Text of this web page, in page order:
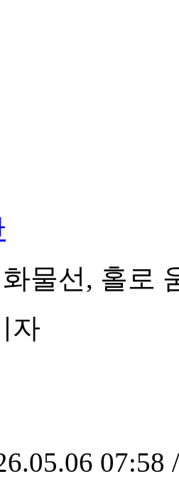
물선, 홀로
자
07:58